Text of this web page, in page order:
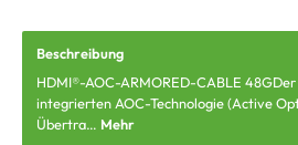
Beschreibung
HDMI®-AOC-ARMORED-CABLE
integrierten AOC-Technologie (Active
Übertra… Mehr